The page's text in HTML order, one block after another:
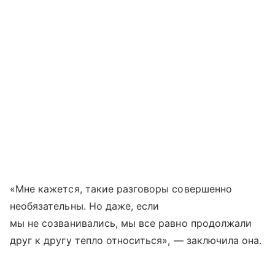
«Мне кажется, такие разговоры совершенно
необязательны. Но даже, если
мы не созванивались, мы все равно продолжали
друг к другу тепло относиться», — заключила она.